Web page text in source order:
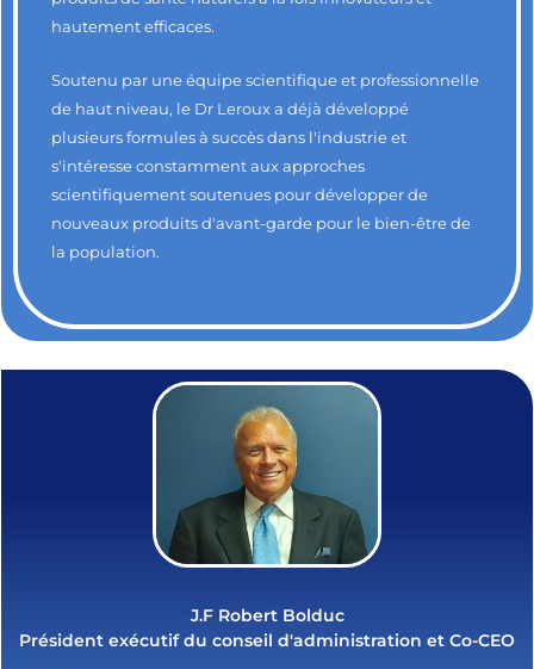
hautement efficaces.
Soutenu par une équipe scientifique et professionnelle
de haut niveau, le Dr Leroux a déjà développé
plusieurs formules à succès dans l'industrie et
s'intéresse constamment aux approches
scientifiquement soutenues pour développer de
nouveaux produits d'avant-garde pour le bien-être de
la population.
J.F Robert Bolduc
Président exécutif du conseil d'administration et Co-CEO